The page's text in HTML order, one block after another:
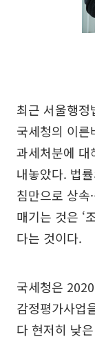
최근 서울행
국세청의 이른
과세처분에 대
내놓았다. 법
침만으로 상속
매기는 것은 ‘
다는 것이다.
국세청은
감정평가사업
다 현저히 낮